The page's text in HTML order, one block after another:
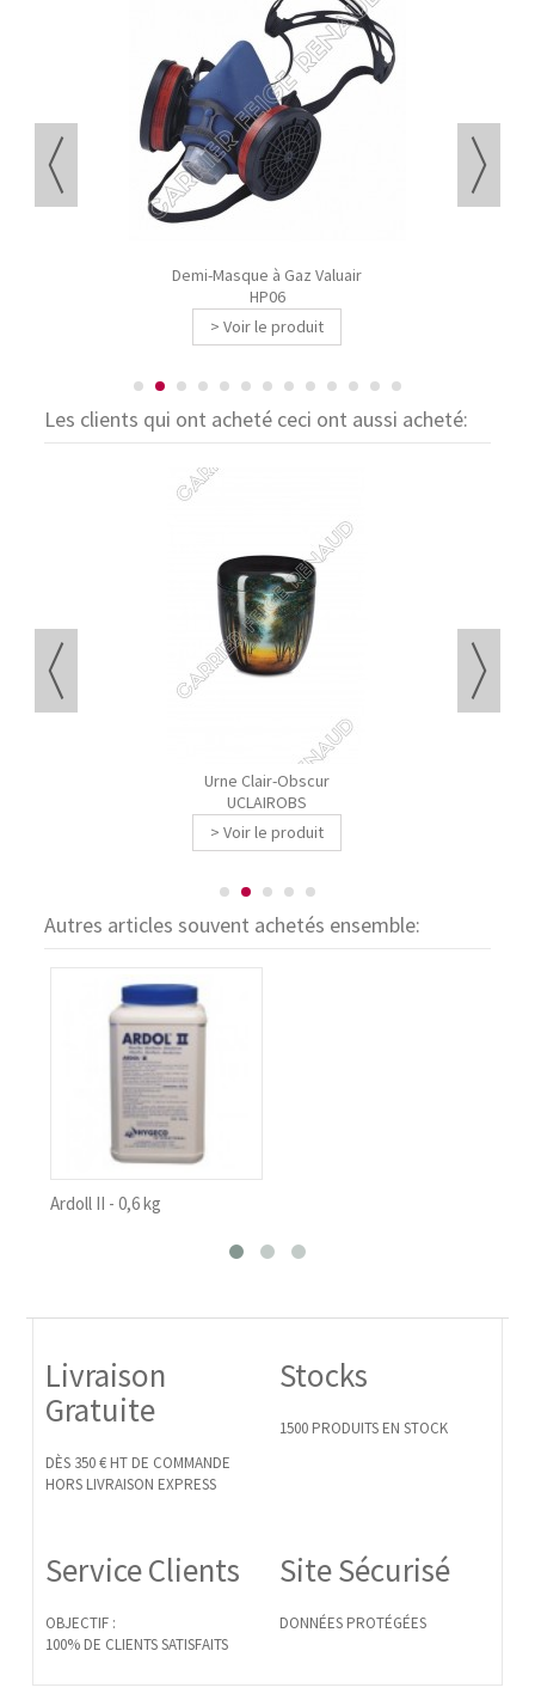
Demi-Masque à Gaz Valuair
HP06
> Voir le produit
Les clients qui ont acheté ceci ont aussi acheté:
Urne Clair-Obscur
UCLAIROBS
> Voir le produit
Autres articles souvent achetés ensemble:
Ardoll II - 0,6 kg
Livraison
Gratuite
DÈS 350 € HT DE COMMANDE
HORS LIVRAISON EXPRESS
Stocks
1500 PRODUITS EN STOCK
Service Clients
OBJECTIF :
100% DE CLIENTS SATISFAITS
Site Sécurisé
DONNÉES PROTÉGÉES